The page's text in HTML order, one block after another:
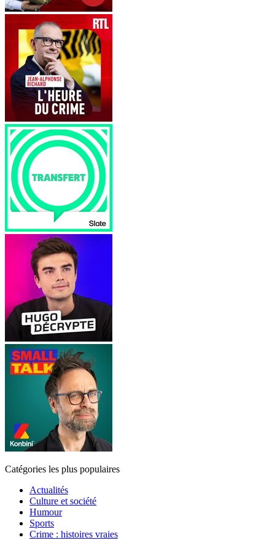
Catégories les plus populaires
Actualités
Culture et société
Humour
Sports
Crime : histoires vraies